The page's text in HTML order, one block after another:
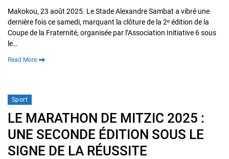
Makokou, 23 août 2025. Le Stade Alexandre Sambat a vibré une
dernière fois ce samedi, marquant la clôture de la 2ᵉ édition de la
Coupe de la Fraternité, organisée par l’Association Initiative 6 sous
le…
Read More
Sport
LE MARATHON DE MITZIC 2025 :
UNE SECONDE ÉDITION SOUS LE
SIGNE DE LA RÉUSSITE